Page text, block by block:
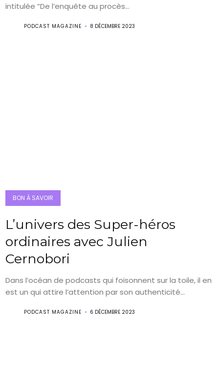
intitulée “De l’enquête au procès...
PODCAST MAGAZINE 8 DÉCEMBRE 2023
BON À SAVOIR
L’univers des Super-héros
ordinaires avec Julien
Cernobori
Dans l’océan de podcasts qui foisonnent sur la toile, il en
est un qui attire l’attention par son authenticité...
PODCAST MAGAZINE 6 DÉCEMBRE 2023